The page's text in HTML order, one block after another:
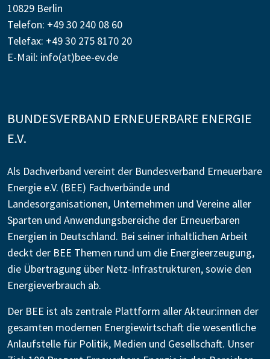
10829 Berlin
Telefon: +49 30 240 08 60
Telefax: +49 30 275 8170 20
E-Mail: info(at)bee-ev.de
BUNDESVERBAND ERNEUERBARE ENERGIE
E.V.
Als Dachverband vereint der Bundesverband Erneuerbare
Energie e.V. (BEE) Fachverbände und
Landesorganisationen, Unternehmen und Vereine aller
Sparten und Anwendungsbereiche der Erneuerbaren
Energien in Deutschland. Bei seiner inhaltlichen Arbeit
deckt der BEE Themen rund um die Energieerzeugung,
die Übertragung über Netz-Infrastrukturen, sowie den
Energieverbrauch ab.
Der BEE ist als zentrale Plattform aller Akteur:innen der
gesamten modernen Energiewirtschaft die wesentliche
Anlaufstelle für Politik, Medien und Gesellschaft. Unser